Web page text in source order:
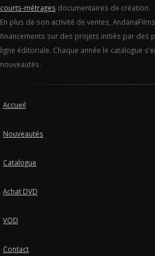
courts-métrages documentaires de création.
En plus de son activité de ventes,
financements sur des projets initiés par des
ligne éditoriale. Chaque année le catalogue
nouveautés.
Accueil
Nouveautés
Catalogue
Achat DVD
VOD
Contact